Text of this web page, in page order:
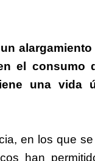
el consumo
una vida
en los que
han